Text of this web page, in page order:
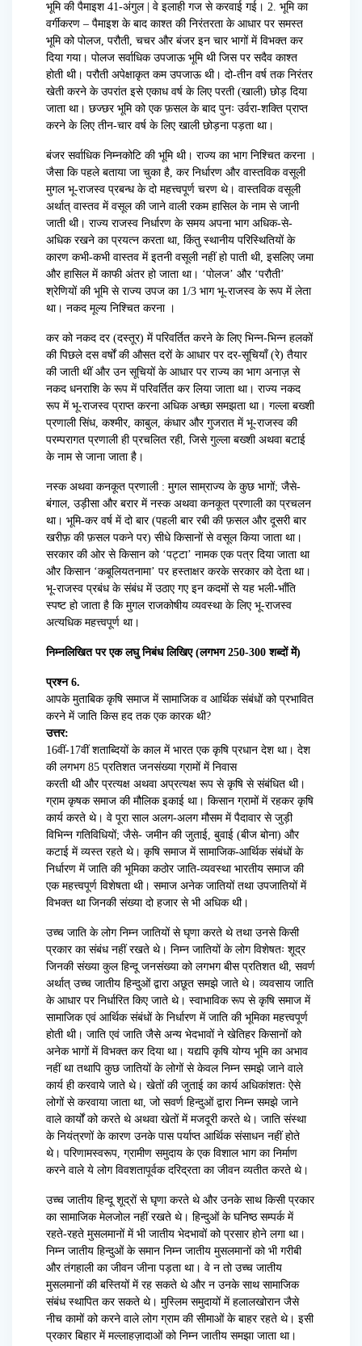
भूमि की पैमाइश 41-अंगुल | वे इलाही गज से करवाई गई। 2. भूमि का
वर्गीकरण – पैमाइश के बाद काश्त की निरंतरता के आधार पर समस्त
भूमि को पोलज, परौती, चचर और बंजर इन चार भागों में विभक्त कर
दिया गया। पोलज सर्वाधिक उपजाऊ भूमि थी जिस पर सदैव काश्त
होती थी। परौती अपेक्षाकृत कम उपजाऊ थी। दो-तीन वर्ष तक निरंतर
खेती करने के उपरांत इसे एकाध वर्ष के लिए परती (खाली) छोड़ दिया
जाता था। छज्छर भूमि को एक फ़सल के बाद पुनः उर्वरा-शक्ति प्राप्त
करने के लिए तीन-चार वर्ष के लिए खाली छोड़ना पड़ता था।
बंजर सर्वाधिक निम्नकोटि की भूमि थी। राज्य का भाग निश्चित करना ।
जैसा कि पहले बताया जा चुका है, कर निर्धारण और वास्तविक वसूली
मुगल भू-राजस्व प्रबन्ध के दो महत्त्वपूर्ण चरण थे। वास्तविक वसूली
अर्थात् वास्तव में वसूल की जाने वाली रकम हासिल के नाम से जानी
जाती थी। राज्य राजस्व निर्धारण के समय अपना भाग अधिक-से-
अधिक रखने का प्रयत्न करता था, किंतु स्थानीय परिस्थितियों के
कारण कभी-कभी वास्तव में इतनी वसूली नहीं हो पाती थी, इसलिए जमा
और हासिल में काफी अंतर हो जाता था। ‘पोलज’ और ‘परौती’
श्रेणियों की भूमि से राज्य उपज का 1/3 भाग भू-राजस्व के रूप में लेता
था। नकद मूल्य निश्चित करना ।
कर को नकद दर (दस्तूर) में परिवर्तित करने के लिए भिन्न-भिन्न हलकों
की पिछले दस वर्षों की औसत दरों के आधार पर दर-सूचियाँ (रे) तैयार
की जाती थीं और उन सूचियों के आधार पर राज्य का भाग अनाज़ से
नकद धनराशि के रूप में परिवर्तित कर लिया जाता था। राज्य नकद
रूप में भू-राजस्व प्राप्त करना अधिक अच्छा समझता था। गल्ला बख्शी
प्रणाली सिंध, कश्मीर, काबुल, कंधार और गुजरात में भू-राजस्व की
परम्परागत प्रणाली ही प्रचलित रही, जिसे गुल्ला बख्शी अथवा बटाई
के नाम से जाना जाता है।
नस्क अथवा कनकूत प्रणाली : मुगल साम्राज्य के कुछ भागों; जैसे-
बंगाल, उड़ीसा और बरार में नस्क अथवा कनकूत प्रणाली का प्रचलन
था। भूमि-कर वर्ष में दो बार (पहली बार रबी की फ़सल और दूसरी बार
खरीफ़ की फ़सल पकने पर) सीधे किसानों से वसूल किया जाता था।
सरकार की ओर से किसान को ‘पट्टा’ नामक एक पत्र दिया जाता था
और किसान ‘कबूलियतनामा’ पर हस्ताक्षर करके सरकार को देता था।
भू-राजस्व प्रबंध के संबंध में उठाए गए इन कदमों से यह भली-भाँति
स्पष्ट हो जाता है कि मुगल राजकोषीय व्यवस्था के लिए भू-राजस्व
अत्यधिक महत्त्वपूर्ण था।
निम्नलिखित पर एक लघु निबंध लिखिए (लगभग 250-300 शब्दों में)
प्रश्न 6.
आपके मुताबिक कृषि समाज में सामाजिक व आर्थिक संबंधों को प्रभावित
करने में जाति किस हद तक एक कारक थी?
उत्तर:
16वीं-17वीं शताब्दियों के काल में भारत एक कृषि प्रधान देश था। देश
की लगभग 85 प्रतिशत जनसंख्या ग्रामों में निवास
करती थी और प्रत्यक्ष अथवा अप्रत्यक्ष रूप से कृषि से संबंधित थी।
ग्राम कृषक समाज की मौलिक इकाई था। किसान ग्रामों में रहकर कृषि
कार्य करते थे। वे पूरा साल अलग-अलग मौसम में पैदावार से जुड़ी
विभिन्न गतिविधियों; जैसे- जमीन की जुताई, बुवाई (बीज बोना) और
कटाई में व्यस्त रहते थे। कृषि समाज में सामाजिक-आर्थिक संबंधों के
निर्धारण में जाति की भूमिका कठोर जाति-व्यवस्था भारतीय समाज की
एक महत्त्वपूर्ण विशेषता थी। समाज अनेक जातियों तथा उपजातियों में
विभक्त था जिनकी संख्या दो हजार से भी अधिक थी।
उच्च जाति के लोग निम्न जातियों से घृणा करते थे तथा उनसे किसी
प्रकार का संबंध नहीं रखते थे। निम्न जातियों के लोग विशेषतः शूद्र
जिनकी संख्या कुल हिन्दू जनसंख्या को लगभग बीस प्रतिशत थी, सवर्ण
अर्थात् उच्च जातीय हिन्दुओं द्वारा अछूत समझे जाते थे। व्यवसाय जाति
के आधार पर निर्धारित किए जाते थे। स्वाभाविक रूप से कृषि समाज में
सामाजिक एवं आर्थिक संबंधों के निर्धारण में जाति की भूमिका महत्त्वपूर्ण
होती थी। जाति एवं जाति जैसे अन्य भेदभावों ने खेतिहर किसानों को
अनेक भागों में विभक्त कर दिया था। यद्यपि कृषि योग्य भूमि का अभाव
नहीं था तथापि कुछ जातियों के लोगों से केवल निम्न समझे जाने वाले
कार्य ही करवाये जाते थे। खेतों की जुताई का कार्य अधिकांशतः ऐसे
लोगों से करवाया जाता था, जो सवर्ण हिन्दुओं द्वारा निम्न समझे जाने
वाले कार्यों को करते थे अथवा खेतों में मजदूरी करते थे। जाति संस्था
के नियंत्रणों के कारण उनके पास पर्याप्त आर्थिक संसाधन नहीं होते
थे। परिणामस्वरूप, ग्रामीण समुदाय के एक विशाल भाग का निर्माण
करने वाले ये लोग विवशतापूर्वक दरिद्रता का जीवन व्यतीत करते थे।
उच्च जातीय हिन्दू शूद्रों से घृणा करते थे और उनके साथ किसी प्रकार
का सामाजिक मेलजोल नहीं रखते थे। हिन्दुओं के घनिष्ठ सम्पर्क में
रहते-रहते मुसलमानों में भी जातीय भेदभावों को प्रसार होने लगा था।
निम्न जातीय हिन्दुओं के समान निम्न जातीय मुसलमानों को भी गरीबी
और तंगहाली का जीवन जीना पड़ता था। वे न तो उच्च जातीय
मुसलमानों की बस्तियों में रह सकते थे और न उनके साथ सामाजिक
संबंध स्थापित कर सकते थे। मुस्लिम समुदायों में हलालखोरान जैसे
नीच कामों को करने वाले लोग ग्राम की सीमाओं के बाहर रहते थे। इसी
प्रकार बिहार में मल्लाहज़ादाओं को निम्न जातीय समझा जाता था।